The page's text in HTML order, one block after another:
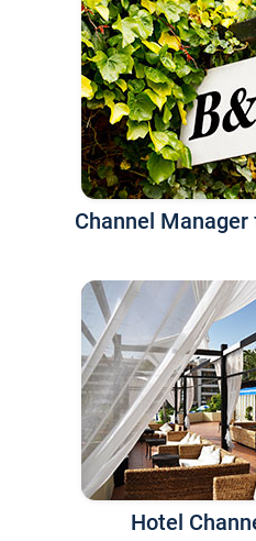
Channel Manager
Hotel